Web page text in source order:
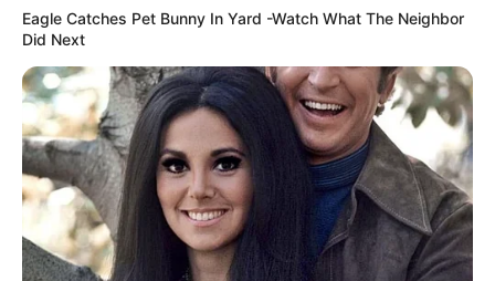
Eagle Catches Pet Bunny In Yard -Watch What The Neighbor
Did Next